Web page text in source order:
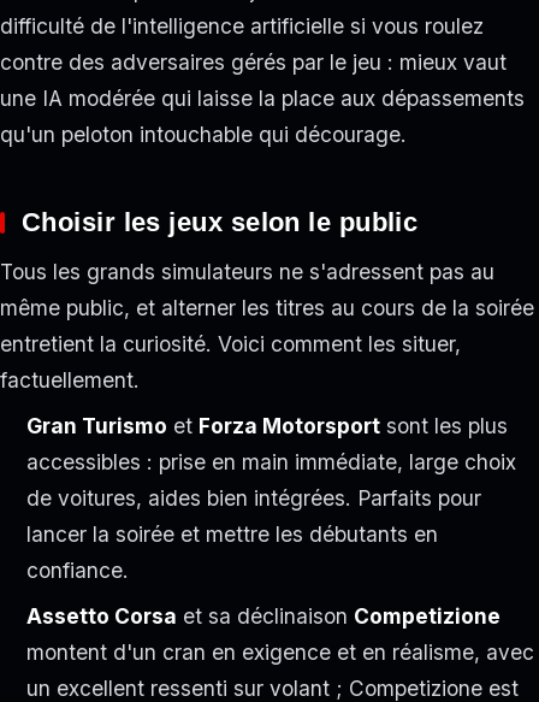
difficulté de l'intelligence artificielle si vous roulez
contre des adversaires gérés par le jeu : mieux vaut
une IA modérée qui laisse la place aux dépassements
qu'un peloton intouchable qui décourage.
Choisir les jeux selon le public
Tous les grands simulateurs ne s'adressent pas au
même public, et alterner les titres au cours de la soirée
entretient la curiosité. Voici comment les situer,
factuellement.
Gran Turismo et Forza Motorsport sont les plus
accessibles : prise en main immédiate, large choix
de voitures, aides bien intégrées. Parfaits pour
lancer la soirée et mettre les débutants en
confiance.
Assetto Corsa et sa déclinaison Competizione
montent d'un cran en exigence et en réalisme, avec
un excellent ressenti sur volant ; Competizione est